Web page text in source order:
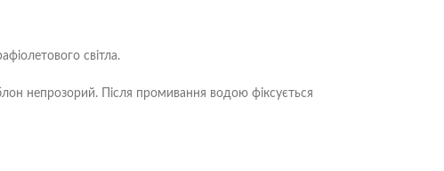
світла.
непрозорий. Після промивання водою фіксується